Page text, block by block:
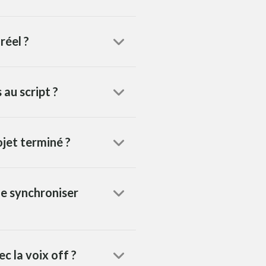
?
script ?
terminé ?
synchroniser
la voix off ?